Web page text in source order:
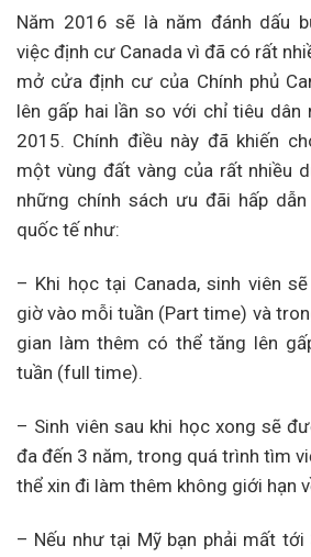
Năm 2016 sẽ là năm đánh dấu
việc định cư Canada vì đã có rất
mở cửa định cư của Chính phủ
lên gấp hai lần so với chỉ tiêu dân
2015. Chính điều này đã khiến
một vùng đất vàng của rất nhiều
những chính sách ưu đãi hấp
quốc tế như:
– Khi học tại Canada, sinh viên
giờ vào mỗi tuần (Part time) và
gian làm thêm có thể tăng lên
tuần (full time).
– Sinh viên sau khi học xong sẽ
đa đến 3 năm, trong quá trình tìm
thể xin đi làm thêm không giới hạn
– Nếu như tại Mỹ bạn phải mất